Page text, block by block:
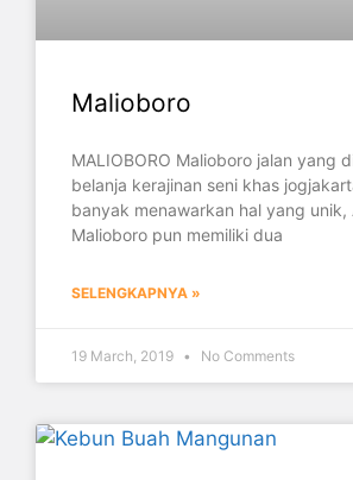
Malioboro
MALIOBORO Malioboro jalan yang
belanja kerajinan seni khas
banyak menawarkan hal yang unik,
Malioboro pun memiliki dua
SELENGKAPNYA »
19 March, 2019 No Comments